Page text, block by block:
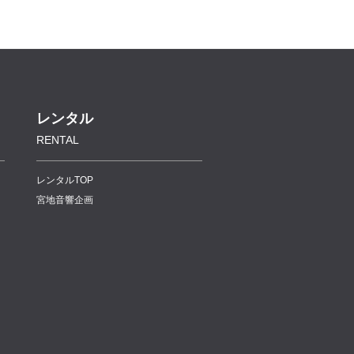
レンタル
RENTAL
レンタルTOP
宮地音響企画